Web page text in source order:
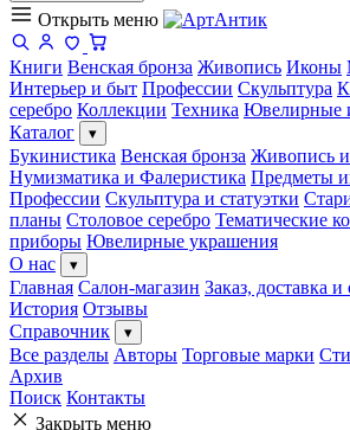
Открыть меню
Книги Венская бронза Живопись Иконы
Интерьер и быт Профессии Скульптура
серебро Коллекции Техника Ювелирные
Каталог
▾
Букинистика Венская бронза Живопись и
Нумизматика и Фалеристика Предметы
Профессии Скульптура и статуэтки
планы Столовое серебро Тематические
приборы Ювелирные украшения
О нас
▾
Главная Салон-магазин Заказ, доставка и
История Отзывы
Справочник
▾
Все разделы Авторы Торговые марки
Архив
Поиск Контакты
Закрыть меню